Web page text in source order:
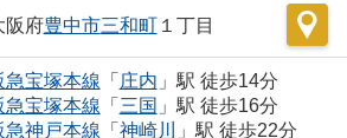
阪府豊中市三和町１丁目
急宝塚本線 「 庄内 」駅 徒歩14分
急宝塚本線 「 三国 」駅 徒歩16分
急神戸本線 「 神崎川 」駅 徒歩22分